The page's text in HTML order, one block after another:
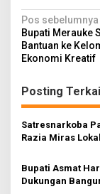
N
a
v
i
g
a
s
i
p
Pos sebelumnya
Bupati Merauke
Bantuan ke
Ekonomi Kreatif
Posting
Satresnarkoba
Razia Miras Lokal
Bupati Asmat
Dukungan